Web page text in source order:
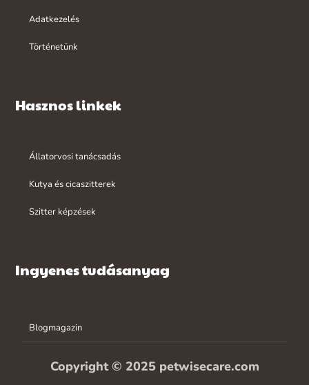
Adatkezelés
Történetünk
Hasznos linkek
Állatorvosi tanácsadás
Kutya és cicaszitterek
Szitter képzések
Ingyenes tudásanyag
Blogmagazin
Copyright © 2025 petwisecare.com